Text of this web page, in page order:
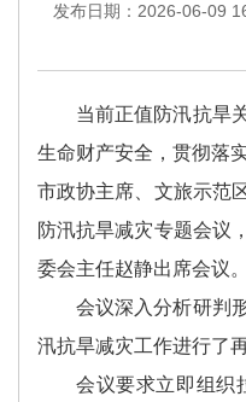
发布日期：2026-06-09
当前正值防汛抗旱
生命财产安全，贯彻落
市政协主席、文旅示范
防汛抗旱减灾专题会议
委会主任赵静出席会议。
会议深入分析研判
汛抗旱减灾工作进行了
会议要求立即组织